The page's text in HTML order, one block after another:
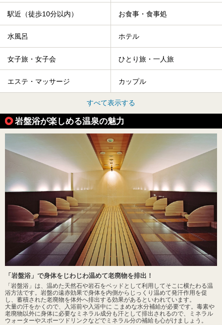
駅近（徒歩10分以内） お食事・食事処
水風呂 ホテル
女子旅・女子会 ひとり旅・一人旅
エステ・マッサージ カップル
すべて表示する
岩盤浴が楽しめる温泉の魅力
「岩盤浴」で身体をじわじわ温めて老廃物を排出！
「岩盤浴」は、温めた天然石や岩石をベッドとして利用してそこに横たわる温
浴方法です。岩盤の遠赤効果で身体を内側からじっくり温めて発汗作用を促
し、蓄積された老廃物を体外へ排出する効果があるといわれています。
大量の汗をかくので、入浴前や入浴中に こまめな水分補給が必要です。毒素や
老廃物以外に身体に必要なミネラル成分も汗として排出されるので、ミネラル
ウォーターやスポーツドリンクなどでミネラル分の補給も心がけましょう。